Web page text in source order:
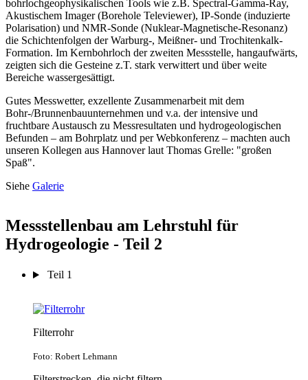
bohrlochgeophysikalischen Tools wie z.B. Spectral-Gamma-Ray,
Akustischem Imager (Borehole Televiewer), IP-Sonde (induzierte
Polarisation) und NMR-Sonde (Nuklear-Magnetische-Resonanz)
die Schichtenfolgen der Warburg-, Meißner- und Trochitenkalk-
Formation. Im Kernbohrloch der zweiten Messstelle, hangaufwärts,
zeigten sich die Gesteine z.T. stark verwittert und über weite
Bereiche wassergesättigt.
Gutes Messwetter, exzellente Zusammenarbeit mit dem
Bohr-/Brunnenbauunternehmen und v.a. der intensive und
fruchtbare Austausch zu Messresultaten und hydrogeologischen
Befunden – am Bohrplatz und per Webkonferenz – machten auch
unseren Kollegen aus Hannover laut Thomas Grelle: "großen
Spaß".
Siehe Galerie
Messstellenbau am Lehrstuhl für
Hydrogeologie - Teil 2
Teil 1
Filterrohr
Foto: Robert Lehmann